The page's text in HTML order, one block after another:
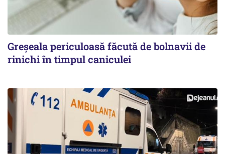
Greșeala periculoasă făcută de bolnavii de
rinichi în timpul caniculei